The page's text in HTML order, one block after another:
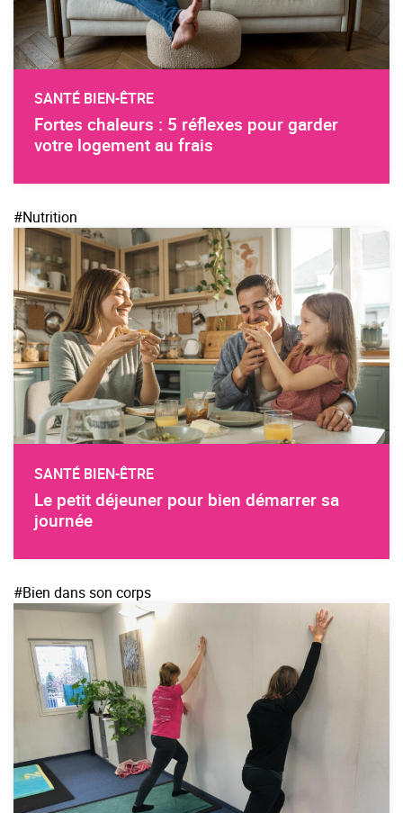
SANTÉ BIEN-ÊTRE
Fortes chaleurs : 5 réflexes pour garder
votre logement au frais
#Nutrition
SANTÉ BIEN-ÊTRE
Le petit déjeuner pour bien démarrer sa
journée
#Bien dans son corps